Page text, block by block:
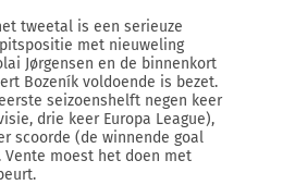
tweetal is een serieuze
met nieuweling
Jørgensen en de binnenkort
Bozeník voldoende is bezet.
seizoenshelft negen keer
drie keer Europa League),
scoorde (de winnende goal
Vente moest het doen met